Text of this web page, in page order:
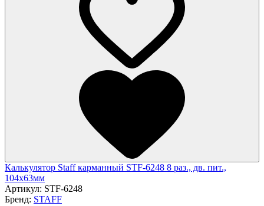
Калькулятор Staff карманный STF-6248 8 раз., дв. пит.,
104х63мм
Артикул: STF-6248
Бренд: STAFF